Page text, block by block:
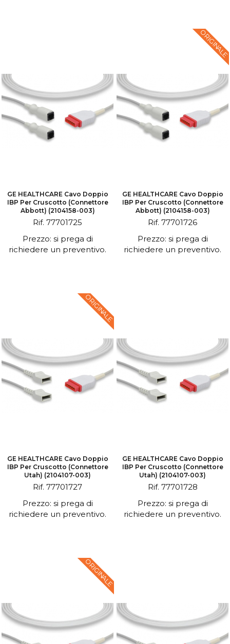
GE HEALTHCARE Cavo Doppio
IBP Per Cruscotto (connettore
Abbott) (2104158-003)
Rif. 77701725
Prezzo: si prega di
richiedere un preventivo.
ORIGINALE
GE HEALTHCARE Cavo Doppio
IBP Per Cruscotto (connettore
Abbott) (2104158-003)
Rif. 77701726
Prezzo: si prega di
richiedere un preventivo.
ORIGINALE
GE HEALTHCARE Cavo Doppio
IBP Per Cruscotto (connettore
Utah) (2104107-003)
Rif. 77701727
Prezzo: si prega di
richiedere un preventivo.
GE HEALTHCARE Cavo Doppio
IBP Per Cruscotto (connettore
Utah) (2104107-003)
Rif. 77701728
Prezzo: si prega di
richiedere un preventivo.
ORIGINALE